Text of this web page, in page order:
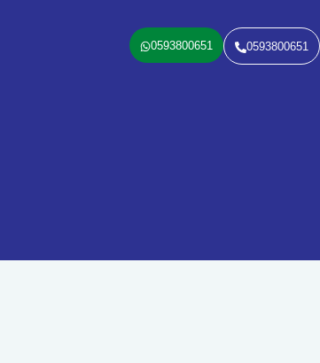
0593800651
0593800651